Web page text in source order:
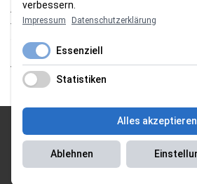
Aufstieg geschafft: HSG-Unterweser-C-
für die Oberliga
HSG Unterweser startet mit neuem
Vorbereitung
© 2026 Sportgasm . All Rights
Unser Team|Impressum
2018/2019|Magazin Saison 2019/2020|
verbessern.
Impressum Datenschutzerklärung
Essenziell
Statistiken
Ablehnen
Alles akzeptieren